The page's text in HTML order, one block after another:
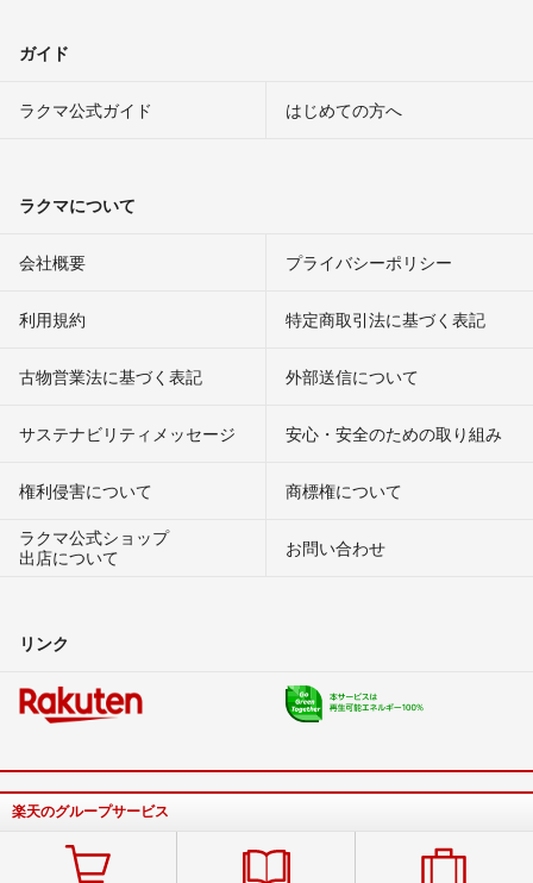
ガイド
ラクマ公式ガイド はじめての方へ
ラクマについて
会社概要 プライバシーポリシー
利用規約 特定商取引法に基づく表記
古物営業法に基づく表記 外部送信について
サステナビリティメッセージ 安心・安全のための取り組み
権利侵害について
商標権について
ラクマ公式ショップ
出店について
お問い合わせ
リンク
楽天のグループサービス